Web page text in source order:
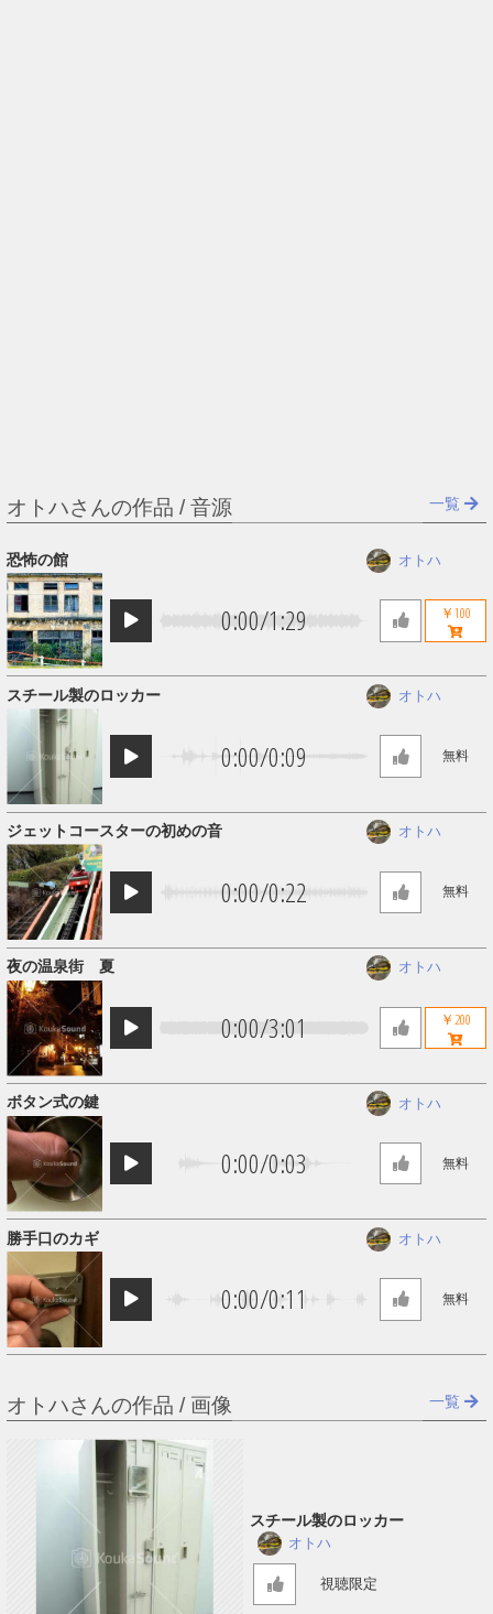
オトハさんの作品 / 音源 一覧
0:00/1:29
恐怖の館 オトハ
￥100
0:00/0:09
スチール製のロッカー オトハ
無料
0:00/0:22
ジェットコースターの初めの音 オトハ
無料
0:00/3:01
夜の温泉街 夏 オトハ
￥200
0:00/0:03
ボタン式の鍵 オトハ
無料
0:00/0:11
勝手口のカギ オトハ
無料
オトハさんの作品 / 画像 一覧
スチール製のロッカー
オトハ
視聴限定